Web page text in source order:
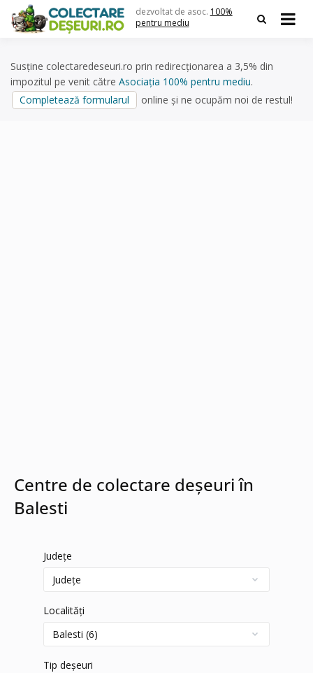
content
dezvoltat de asoc. 100%
pentru mediu
Susține colectaredeseuri.ro prin redirecționarea a 3,5% din
impozitul pe venit către Asociația 100% pentru mediu.
Completează formularul
online și ne ocupăm noi de restul!
Centre de colectare deșeuri în
Balesti
Județe
Localități
Tip deșeuri